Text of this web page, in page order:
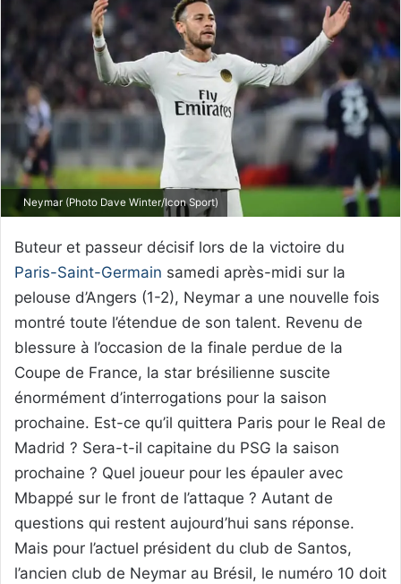
Neymar (Photo Dave Winter/Icon Sport)
Buteur et passeur décisif lors de la victoire du
Paris-Saint-Germain samedi après-midi sur la
pelouse d’Angers (1-2), Neymar a une nouvelle fois
montré toute l’étendue de son talent. Revenu de
blessure à l’occasion de la finale perdue de la
Coupe de France, la star brésilienne suscite
énormément d’interrogations pour la saison
prochaine. Est-ce qu’il quittera Paris pour le Real de
Madrid ? Sera-t-il capitaine du PSG la saison
prochaine ? Quel joueur pour les épauler avec
Mbappé sur le front de l’attaque ? Autant de
questions qui restent aujourd’hui sans réponse.
Mais pour l’actuel président du club de Santos,
l’ancien club de Neymar au Brésil, le numéro 10 doit